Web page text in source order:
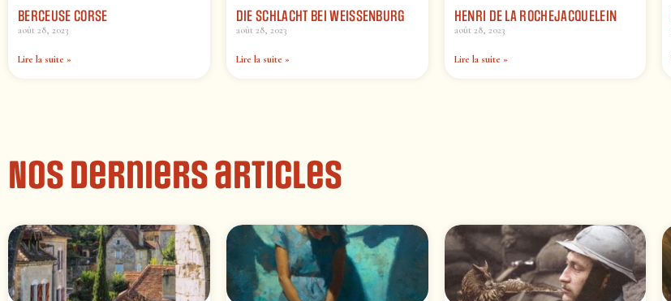
BERCEUSE CORSE
août 28, 2023
Lire la suite »
DIE SCHLACHT BEI WEISSENBURG
août 28, 2023
Lire la suite »
HENRI DE LA ROCHEJACQUELEIN
août 28, 2023
Lire la suite »
Nos derniers articles